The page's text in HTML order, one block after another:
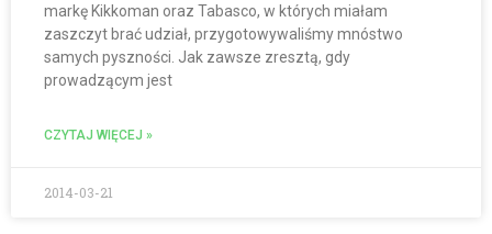
markę Kikkoman oraz Tabasco, w których miałam
zaszczyt brać udział, przygotowywaliśmy mnóstwo
samych pyszności. Jak zawsze zresztą, gdy
prowadzącym jest
CZYTAJ WIĘCEJ »
2014-03-21